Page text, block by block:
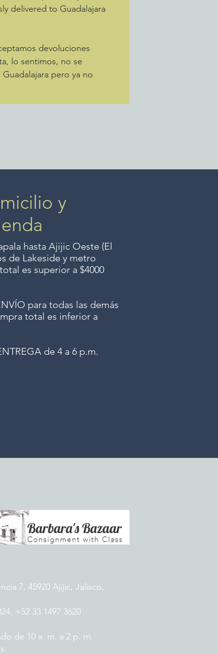
delivered to Guadalajara
devoluciones
lo sentimos, no se
pero ya no
y
hasta Ajijic Oeste (El
de Lakeside y metro
es superior a $4000
para todas las demás
total es inferior a
de 4 a 6 p.m.
7, 45920 Ajijic, Jalisco,
+52 33 1497 3620
de 10 a. m. a 2 p. m.